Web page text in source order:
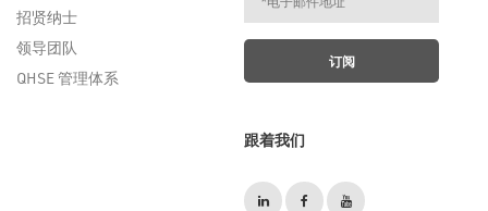
招贤纳士
领导团队
QHSE 管理体系
跟着我们